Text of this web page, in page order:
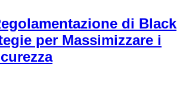
di Black
per Massimizzare i